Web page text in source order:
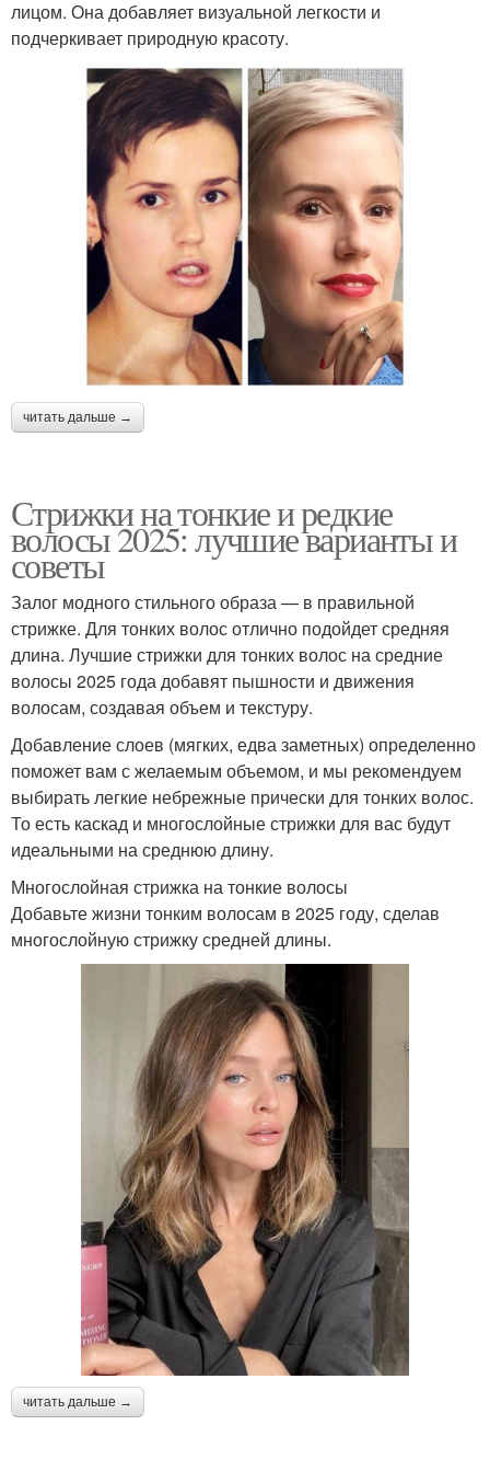
лицом. Она добавляет визуальной легкости и
подчеркивает природную красоту.
читать дальше →
Стрижки на тонкие и редкие
волосы 2025: лучшие варианты и
советы
Залог модного стильного образа — в правильной
стрижке. Для тонких волос отлично подойдет средняя
длина. Лучшие стрижки для тонких волос на средние
волосы 2025 года добавят пышности и движения
волосам, создавая объем и текстуру.
Добавление слоев (мягких, едва заметных) определенно
поможет вам с желаемым объемом, и мы рекомендуем
выбирать легкие небрежные прически для тонких волос.
То есть каскад и многослойные стрижки для вас будут
идеальными на среднюю длину.
Многослойная стрижка на тонкие волосы
Добавьте жизни тонким волосам в 2025 году, сделав
многослойную стрижку средней длины.
читать дальше →